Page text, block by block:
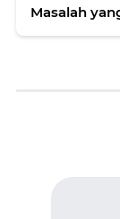
Masalah